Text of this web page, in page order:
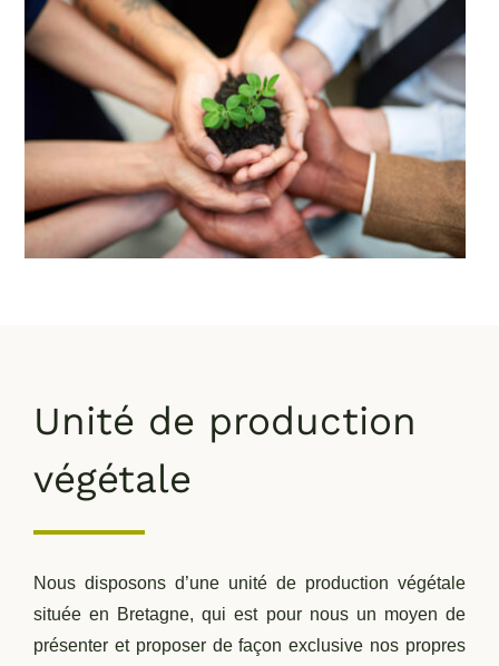
Unité de production
végétale
Nous disposons d’une unité de production végétale
située en Bretagne, qui est pour nous un moyen de
présenter et proposer de façon exclusive nos propres